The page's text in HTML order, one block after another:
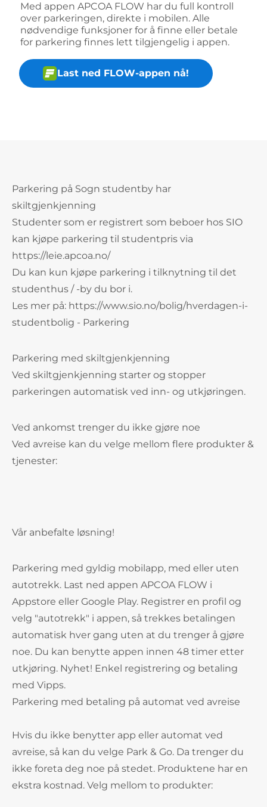
Med appen APCOA FLOW har du full kontroll
over parkeringen, direkte i mobilen. Alle
nødvendige funksjoner for å finne eller betale
for parkering finnes lett tilgjengelig i appen.
Last ned FLOW-appen nå!
Parkering på Sogn studentby har
skiltgjenkjenning
Studenter som er registrert som beboer hos SIO
kan kjøpe parkering til studentpris via
https://leie.apcoa.no/
Du kan kun kjøpe parkering i tilknytning til det
studenthus / -by du bor i.
Les mer på: https://www.sio.no/bolig/hverdagen-i-
studentbolig - Parkering
Parkering med skiltgjenkjenning
Ved skiltgjenkjenning starter og stopper
parkeringen automatisk ved inn- og utkjøringen.
Ved ankomst trenger du ikke gjøre noe
Ved avreise kan du velge mellom flere produkter &
tjenester:
Vår anbefalte løsning!
Parkering med gyldig mobilapp, med eller uten
autotrekk. Last ned appen APCOA FLOW i
Appstore eller Google Play. Registrer en profil og
velg "autotrekk" i appen, så trekkes betalingen
automatisk hver gang uten at du trenger å gjøre
noe. Du kan benytte appen innen 48 timer etter
utkjøring. Nyhet! Enkel registrering og betaling
med Vipps.
Parkering med betaling på automat ved avreise
Hvis du ikke benytter app eller automat ved
avreise, så kan du velge Park & Go. Da trenger du
ikke foreta deg noe på stedet. Produktene har en
ekstra kostnad. Velg mellom to produkter: